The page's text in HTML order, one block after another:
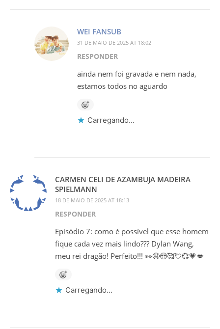
WEI FANSUB
31 DE MAIO DE 2025 AT 18:02
RESPONDER
ainda nem foi gravada e nem nada,
estamos todos no aguardo
Carregando...
CARMEN CELI DE AZAMBUJA MADEIRA
SPIELMANN
18 DE MAIO DE 2025 AT 18:13
RESPONDER
Episódio 7: como é possível que esse homem
fique cada vez mais lindo??? Dylan Wang,
meu rei dragão! Perfeito!!! 👀🤤😍🥰💘💞💗💋
Carregando...